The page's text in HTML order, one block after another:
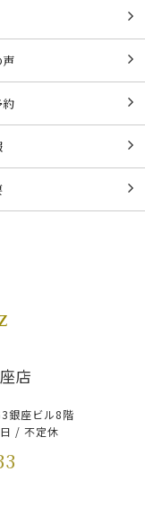
約
店
銀座ビル8階
/ 不定休